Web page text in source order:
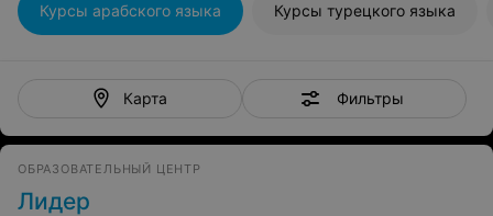
Курсы арабского языка Курсы турецкого языка
Карта Фильтры
ОБРАЗОВАТЕЛЬНЫЙ ЦЕНТР
Лидер